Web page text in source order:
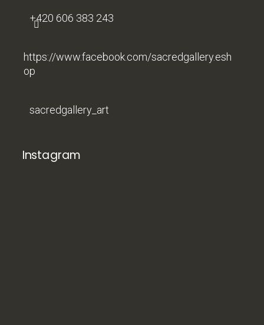
+420 606 383 243
https://www.facebook.com/sacredgallery.esh
op
sacredgallery_art
Instagram